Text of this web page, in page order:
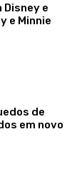
Disney e
e Minnie
de
em novo